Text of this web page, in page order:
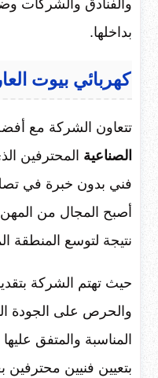
والفنادق والشركات
بداخلها.
كهربائي بيوت
تتعاون الشركة مع
الصناعية المحترفين
فني بدون خبرة في
أصبح المجال من المهن
نتيجة لتوسع المنطقة
حيث تهتم الشركة
والحرص على الجودة
المناسبة والمتفق
بتعيين فنيين